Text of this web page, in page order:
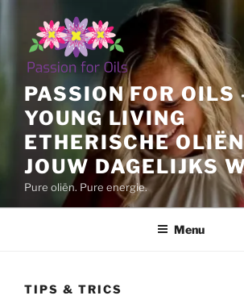
inhoud
PASSION FOR OILS
YOUNG LIVING
ETHERISCHE
JOUW DAGELIJKS
Pure oliën. Pure energie.
Menu
TIPS & TRICS